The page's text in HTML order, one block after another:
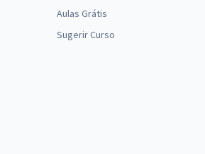
Aulas Grátis
Sugerir Curso